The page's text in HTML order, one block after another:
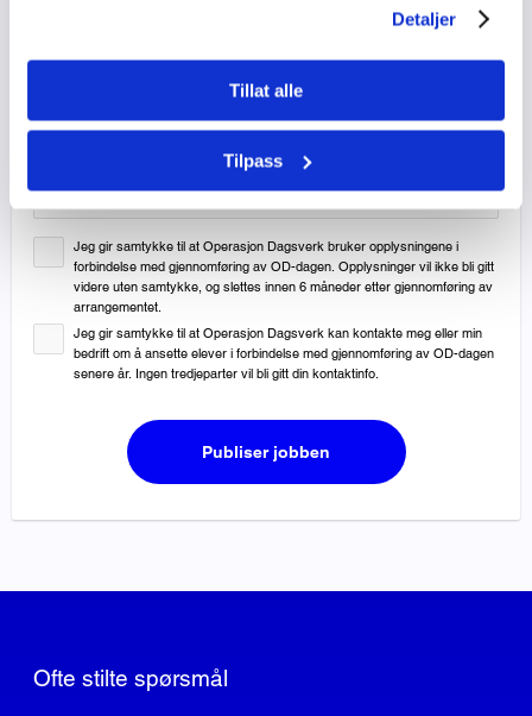
Detaljer
Tillat alle
Tilpass
Jeg gir samtykke til at Operasjon Dagsverk bruker opplysningene i
forbindelse med gjennomføring av OD-dagen. Opplysninger vil ikke bli gitt
videre uten samtykke, og slettes innen 6 måneder etter gjennomføring av
arrangementet.
Jeg gir samtykke til at Operasjon Dagsverk kan kontakte meg eller min
bedrift om å ansette elever i forbindelse med gjennomføring av OD-dagen
senere år. Ingen tredjeparter vil bli gitt din kontaktinfo.
Publiser jobben
Ofte stilte spørsmål